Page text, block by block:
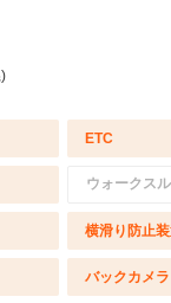
ETC
ウォークス
横滑り防止
バックカメラ